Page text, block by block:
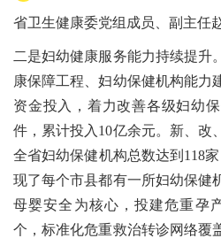
省卫生健康委党组成员、副主任
二是妇幼健康服务能力持续提升
康保障工程、妇幼保健机构能力
资金投入，着力改善各级妇幼
件，累计投入10亿余元。新、改
全省妇幼保健机构总数达到118
现了每个市县都有一所妇幼保健
母婴安全为核心，投建危重孕
个，标准化危重救治转诊网络覆